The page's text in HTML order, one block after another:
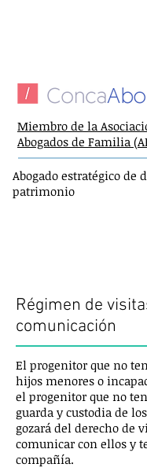
Miembro de la
Abogados de Familia
Abogado estratégico de
patrimonio
Abogados de divorcio en Badajoz
Régimen de
comunicación
El progenitor que no
hijos menores o
el progenitor que no
guarda y custodia de
gozará del derecho de
comunicar con ellos y
compañía.